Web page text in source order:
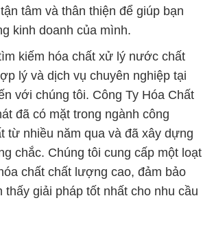
tâm và thân thiện để giúp bạn
kinh doanh của mình.
kiếm hóa chất xử lý nước chất
lý và dịch vụ chuyên nghiệp tại
với chúng tôi. Công Ty Hóa Chất
đã có mặt trong ngành công
từ nhiều năm qua và đã xây dựng
chắc. Chúng tôi cung cấp một loạt
chất chất lượng cao, đảm bảo
thấy giải pháp tốt nhất cho nhu cầu